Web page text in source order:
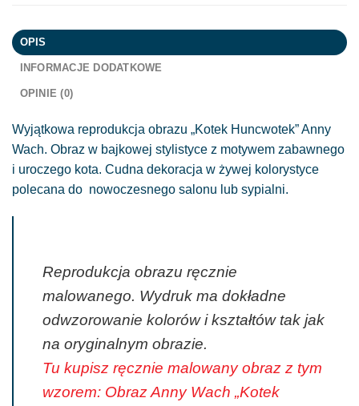
OPIS
INFORMACJE DODATKOWE
OPINIE (0)
Wyjątkowa reprodukcja obrazu „Kotek Huncwotek” Anny
Wach. Obraz w bajkowej stylistyce z motywem zabawnego
i uroczego kota. Cudna dekoracja w żywej kolorystyce
polecana do nowoczesnego salonu lub sypialni.
Reprodukcja obrazu ręcznie
malowanego. Wydruk ma dokładne
odwzorowanie kolorów i kształtów tak jak
na oryginalnym obrazie.
Tu kupisz ręcznie malowany obraz z tym
wzorem: Obraz Anny Wach „Kotek